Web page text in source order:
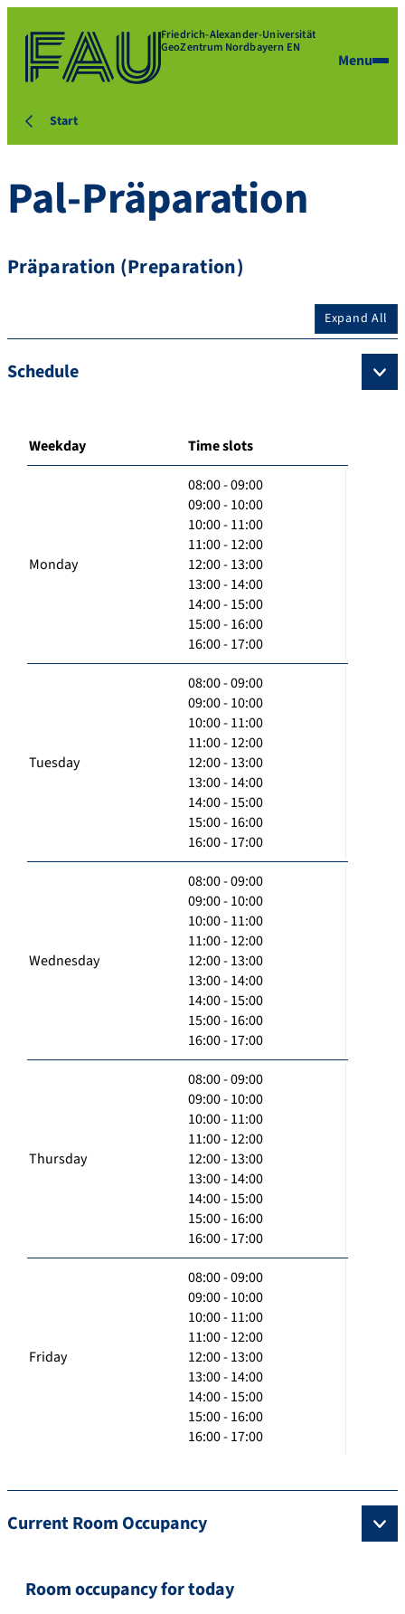
Friedrich-Alexander-Universität
GeoZentrum Nordbayern EN
Menu
Start
Pal-Präparation
Präparation (Preparation)
Expand All
Schedule
Weekday Time slots
Monday
08:00 - 09:00
09:00 - 10:00
10:00 - 11:00
11:00 - 12:00
12:00 - 13:00
13:00 - 14:00
14:00 - 15:00
15:00 - 16:00
16:00 - 17:00
Tuesday
08:00 - 09:00
09:00 - 10:00
10:00 - 11:00
11:00 - 12:00
12:00 - 13:00
13:00 - 14:00
14:00 - 15:00
15:00 - 16:00
16:00 - 17:00
Wednesday
08:00 - 09:00
09:00 - 10:00
10:00 - 11:00
11:00 - 12:00
12:00 - 13:00
13:00 - 14:00
14:00 - 15:00
15:00 - 16:00
16:00 - 17:00
Thursday
08:00 - 09:00
09:00 - 10:00
10:00 - 11:00
11:00 - 12:00
12:00 - 13:00
13:00 - 14:00
14:00 - 15:00
15:00 - 16:00
16:00 - 17:00
Friday
08:00 - 09:00
09:00 - 10:00
10:00 - 11:00
11:00 - 12:00
12:00 - 13:00
13:00 - 14:00
14:00 - 15:00
15:00 - 16:00
16:00 - 17:00
Current Room Occupancy
Room occupancy for today